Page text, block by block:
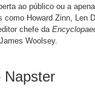
ao público ou a
Howard Zinn, Len
chefe da
James Woolsey.
Napster